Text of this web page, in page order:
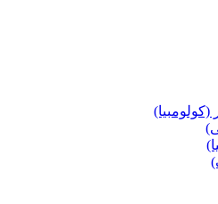
(کولومبیا)